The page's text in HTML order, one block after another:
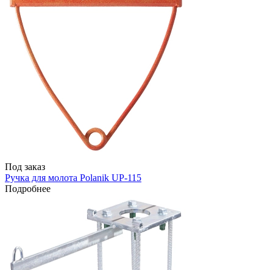
Под заказ
Ручка для молота Polanik UP-115
Подробнее